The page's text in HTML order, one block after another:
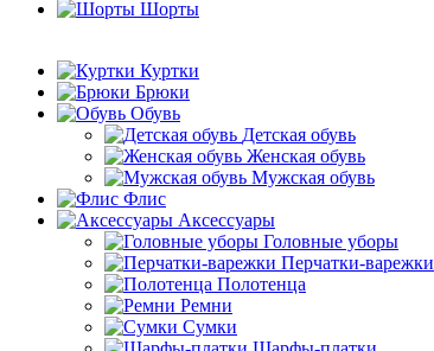
Шорты
Куртки
Брюки
Обувь
Детская обувь
Женская обувь
Мужская обувь
Флис
Аксессуары
Головные уборы
Перчатки-варежки
Полотенца
Ремни
Сумки